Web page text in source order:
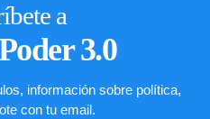
a
3.0
información sobre política,
con tu email.